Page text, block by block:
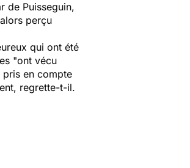
de Puisseguin,
perçu
qui ont été
"ont vécu
en compte
regrette-t-il.